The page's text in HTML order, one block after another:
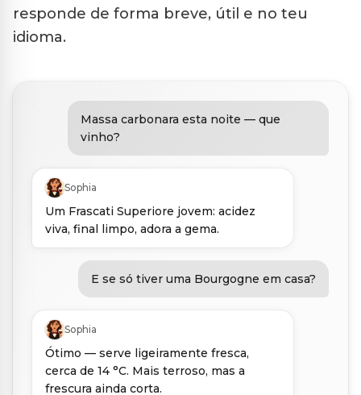
responde de forma breve, útil e no teu
idioma.
Massa carbonara esta noite — que
vinho?
Sophia
Um Frascati Superiore jovem: acidez
viva, final limpo, adora a gema.
E se só tiver uma Bourgogne em casa?
Sophia
Ótimo — serve ligeiramente fresca,
cerca de 14 °C. Mais terroso, mas a
frescura ainda corta.